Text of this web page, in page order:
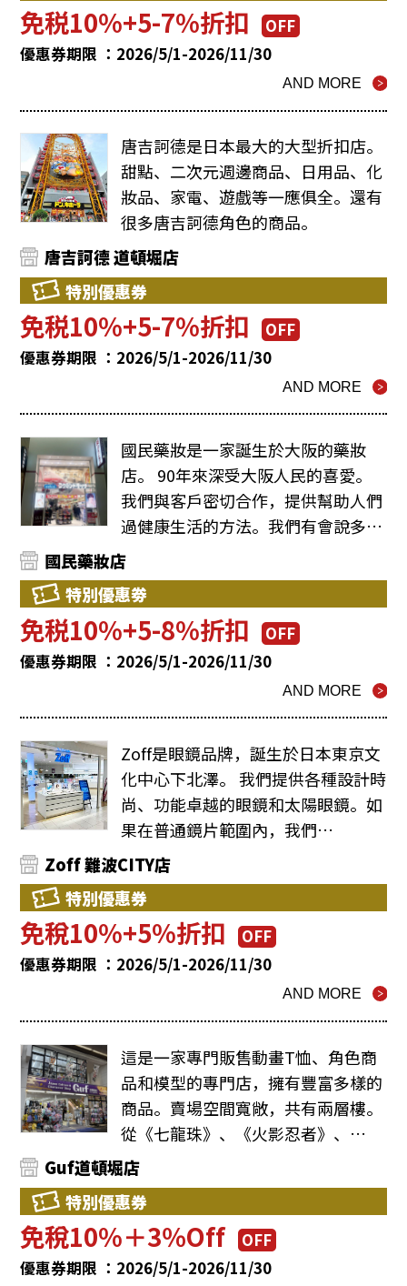
免税10%+5-7%折扣
OFF
優惠券期限 ：2026/5/1-2026/11/30
AND MORE
唐吉訶德是日本最大的大型折扣店。
甜點、二次元週邊商品、日用品、化
妝品、家電、遊戲等一應俱全。還有
很多唐吉訶德角色的商品。
唐吉訶德 道頓堀店
特別優惠券
免税10%+5-7%折扣
OFF
優惠券期限 ：2026/5/1-2026/11/30
AND MORE
國民藥妝是一家誕生於大阪的藥妝
店。 90年來深受大阪人民的喜愛。
我們與客戶密切合作，提供幫助人們
過健康生活的方法。我們有會說多…
國民藥妝店
特別優惠劵
免税10%+5-8%折扣
OFF
優惠券期限 ：2026/5/1-2026/11/30
AND MORE
Zoff是眼鏡品牌，誕生於日本東京文
化中心下北澤。 我們提供各種設計時
尚、功能卓越的眼鏡和太陽眼鏡。如
果在普通鏡片範圍內，我們…
Zoff 難波CITY店
特別優惠券
免稅10%+5%折扣
OFF
優惠券期限 ：2026/5/1-2026/11/30
AND MORE
這是一家專門販售動畫T恤、角色商
品和模型的專門店，擁有豐富多樣的
商品。賣場空間寬敞，共有兩層樓。
從《七龍珠》、《火影忍者》、…
Guf道頓堀店
特別優惠券
免稅10%＋3％Off
OFF
優惠券期限 ：2026/5/1-2026/11/30